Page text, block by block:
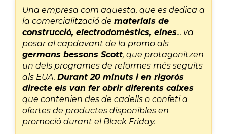
Una empresa com aquesta, que es dedica a
la comercialització de materials de
construcció, electrodomèstics, eines... va
posar al capdavant de la promo als
germans bessons Scott, que protagonitzen
un dels programes de reformes més seguits
als EUA. Durant 20 minuts i en rigorós
directe els van fer obrir diferents caixes
que contenien des de cadells o confeti a
ofertes de productes disponibles en
promoció durant el Black Friday.